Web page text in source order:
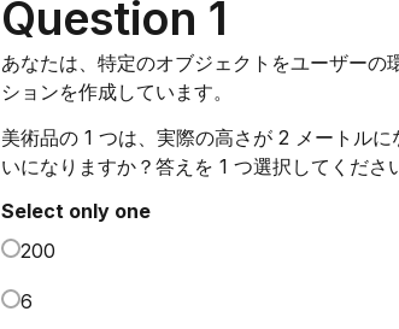
Question 1
あなたは、特定のオブジェクトをユーザー
ションを作成しています。
美術品の 1 つは、実際の高さが 2 メートル
いになりますか？答えを 1 つ選択してくださ
Select only one
200
6